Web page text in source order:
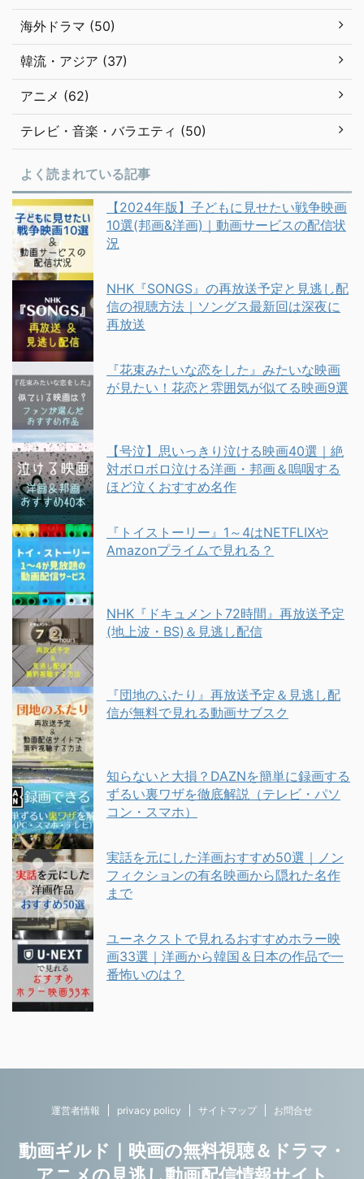
海外ドラマ (50)
韓流・アジア (37)
アニメ (62)
テレビ・音楽・バラエティ (50)
よく読まれている記事
【2024年版】子どもに見せたい戦争映画
10選(邦画&洋画)｜動画サービスの配信状
況
NHK『SONGS』の再放送予定と見逃し配
信の視聴方法｜ソングス最新回は深夜に
再放送
『花束みたいな恋をした』みたいな映画
が見たい！花恋と雰囲気が似てる映画9選
【号泣】思いっきり泣ける映画40選｜絶
対ボロボロ泣ける洋画・邦画＆嗚咽する
ほど泣くおすすめ名作
『トイストーリー』1～4はNETFLIXや
Amazonプライムで見れる？
NHK『ドキュメント72時間』再放送予定
(地上波・BS)＆見逃し配信
『団地のふたり』再放送予定＆見逃し配
信が無料で見れる動画サブスク
知らないと大損？DAZNを簡単に録画する
ずるい裏ワザを徹底解説（テレビ・パソ
コン・スマホ）
実話を元にした洋画おすすめ50選｜ノン
フィクションの有名映画から隠れた名作
まで
ユーネクストで見れるおすすめホラー映
画33選｜洋画から韓国＆日本の作品で一
番怖いのは？
運営者情報 privacy policy サイトマップ お問合せ
動画ギルド｜映画の無料視聴＆ドラマ・